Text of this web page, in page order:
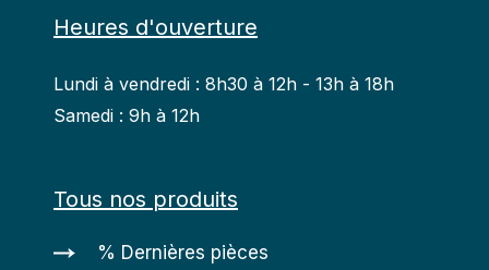
Heures d'ouverture
Lundi à vendredi : 8h30 à 12h - 13h à 18h
Samedi : 9h à 12h
Tous nos produits
% Dernières pièces